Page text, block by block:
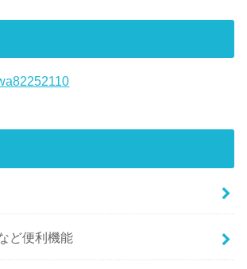
ど便利機能